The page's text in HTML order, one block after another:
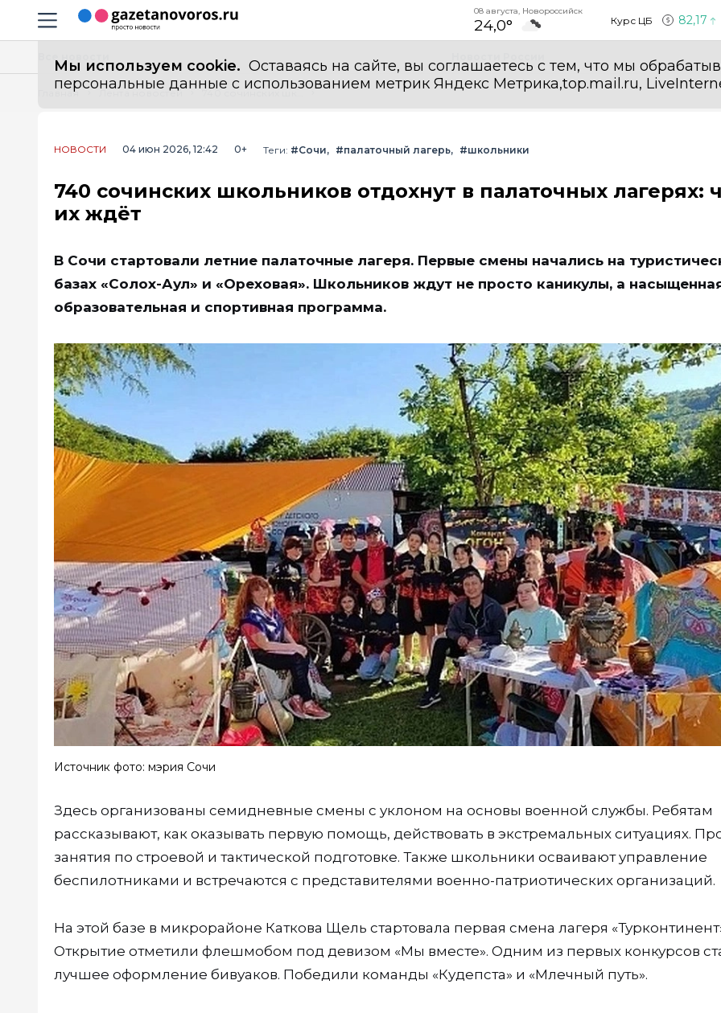
Навигация сайта
08 августа, Новороссийск
24,0° Курс ЦБ 82,17
Мы используем cookie. Оставаясь на сайте, вы соглашаетесь с тем, что мы
персональные данные с использованием метрик Яндекс Метрика,top.mail.ru,
Главная Лента новостей 740 сочинских школьников отдохнут в палаточных лагерях: что их ждёт
НОВОСТИ 04 июн 2026, 12:42 0+ Теги: #Сочи #палаточный лагерь #школьники
740 сочинских школьников отдохнут в палаточных лагерях:
их ждёт
В Сочи стартовали летние палаточные лагеря. Первые смены начались на
базах «Солох-Аул» и «Ореховая». Школьников ждут не просто каникулы, а
образовательная и спортивная программа.
Источник фото: мэрия Сочи
Здесь организованы семидневные смены с уклоном на основы военной службы. Ребятам
рассказывают, как оказывать первую помощь, действовать в экстремальных ситуациях.
занятия по строевой и тактической подготовке. Также школьники осваивают управление
беспилотниками и встречаются с представителями военно-патриотических организаций.
На этой базе в микрорайоне Каткова Щель стартовала первая смена лагеря
Открытие отметили флешмобом под девизом «Мы вместе». Одним из первых конкурсов
лучшее оформление бивуаков. Победили команды «Кудепста» и «Млечный путь».